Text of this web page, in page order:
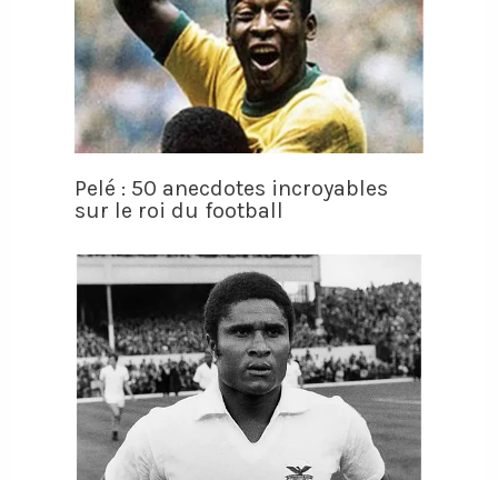
Pelé : 50 anecdotes incroyables
sur le roi du football